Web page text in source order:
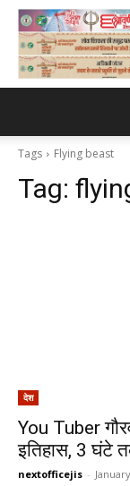
Tags Flying beast
Tag:
देश
You Tuber
इतिहास, 3 घंटे
nextofficejis -